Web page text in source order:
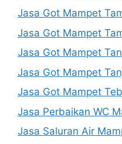
Jasa Got Mampet
Jasa Got Mampet
Jasa Got Mampet
Jasa Got Mampet
Jasa Got Mampet
Jasa Perbaikan WC
Jasa Saluran Air